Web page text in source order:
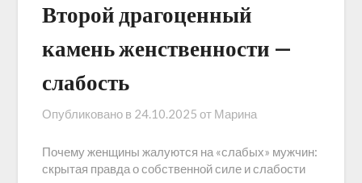
Второй драгоценный
камень женственности —
слабость
Опубликовано в 24.10.2025 от Марина
Почему женщины жалуются на «слабых» мужчин:
скрытая правда о собственной силе и слабости